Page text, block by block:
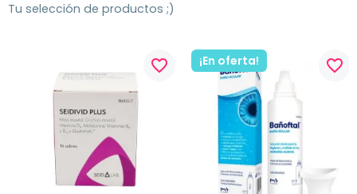
Tu selección de productos ;)
favorite_border ¡En oferta! favorite_border